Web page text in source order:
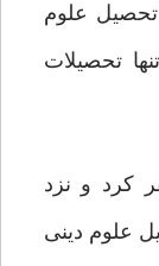
تحصیل علوم
تحصیلات
نجف سفر کرد و نزد
علوم دینی